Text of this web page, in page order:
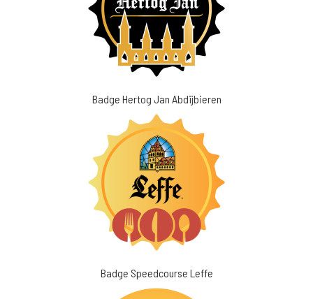
Badge Hertog Jan Abdijbieren
Badge Speedcourse Leffe